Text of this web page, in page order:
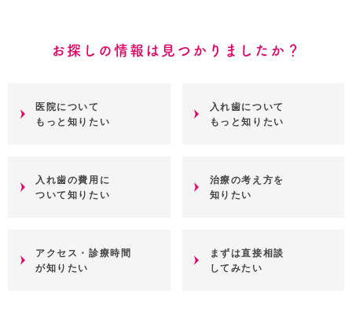
お探しの情報は見つかりましたか？
医院について
もっと知りたい
入れ歯について
もっと知りたい
入れ歯の費用に
ついて知りたい
治療の考え方を
知りたい
アクセス・診療時間
が知りたい
まずは直接相談
してみたい